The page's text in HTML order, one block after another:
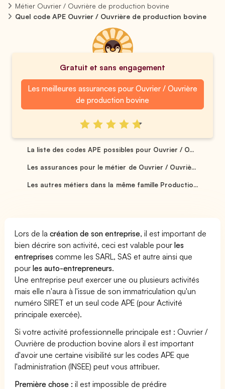
Métier Ouvrier / Ouvrière de production bovine
Quel code APE Ouvrier / Ouvrière de production bovine
Gratuit et sans engagement
Les meilleures assurances pour Ouvrier / Ouvrière
de production bovine
La liste des codes APE possibles pour Ouvrier / O...
Les assurances pour le métier de Ouvrier / Ouvriè...
Les autres métiers dans la même famille Productio...
Lors de lacréation de son entreprise, il est important de
bien décrire son activité, ceci est valable pourles
entreprises comme les SARL, SAS et autre ainsi que
pourles auto-entrepreneurs.
Une entreprise peut exercer une ou plusieurs activités
mais elle n'aura à l'issue de son immatriculation qu'un
numéro SIRET et un seul code APE (pour Activité
principale exercée).
Si votre activité professionnelle principale est : Ouvrier /
Ouvrière de production bovine alors il est important
d'avoir une certaine visibilité sur les codes APE que
l'administration (INSEE) peut vous attribuer.
Première chose : il est impossible de prédire